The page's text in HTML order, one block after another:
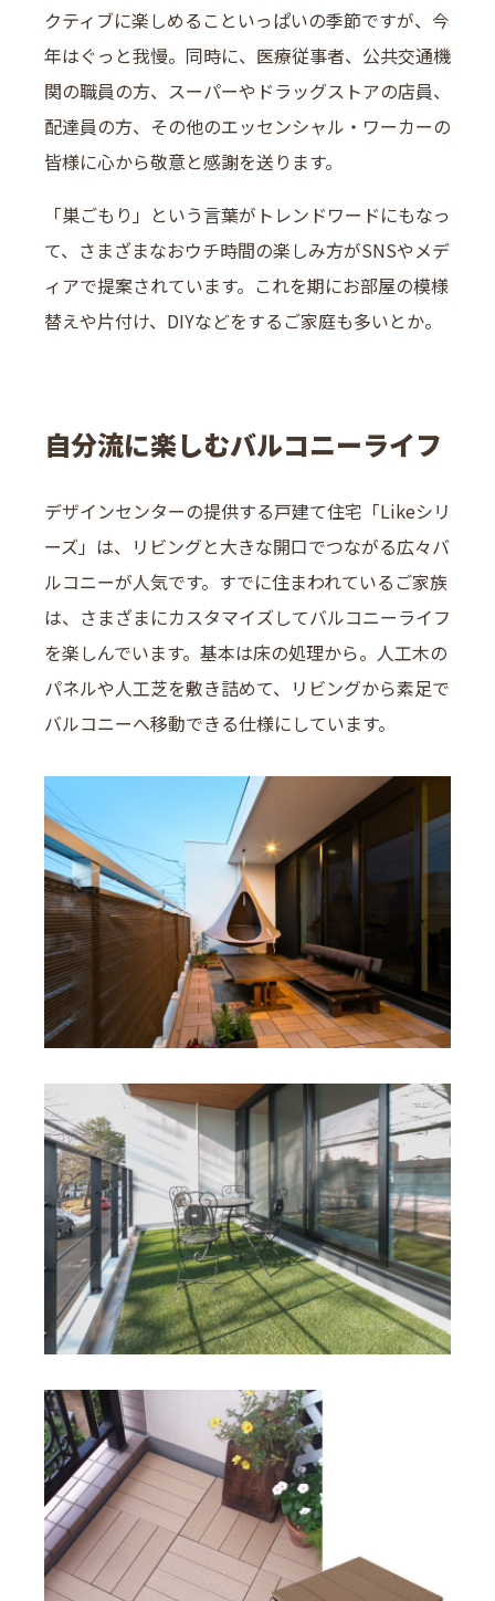
クティブに楽しめることいっぱいの季節ですが、今
年はぐっと我慢。同時に、医療従事者、公共交通機
関の職員の方、スーパーやドラッグストアの店員、
配達員の方、その他のエッセンシャル・ワーカーの
皆様に心から敬意と感謝を送ります。
「巣ごもり」という言葉がトレンドワードにもなっ
て、さまざまなおウチ時間の楽しみ方がSNSやメデ
ィアで提案されています。これを期にお部屋の模様
替えや片付け、DIYなどをするご家庭も多いとか。
自分流に楽しむバルコニーライフ
デザインセンターの提供する戸建て住宅「Likeシリ
ーズ」は、リビングと大きな開口でつながる広々バ
ルコニーが人気です。すでに住まわれているご家族
は、さまざまにカスタマイズしてバルコニーライフ
を楽しんでいます。基本は床の処理から。人工木の
パネルや人工芝を敷き詰めて、リビングから素足で
バルコニーへ移動できる仕様にしています。